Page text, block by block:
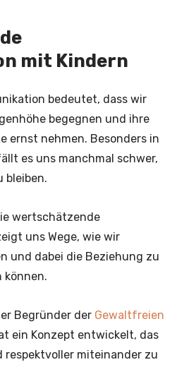
mit Kindern
bedeutet, dass wir
begegnen und ihre
ernst nehmen. Besonders in
es uns manchmal schwer,
bleiben.
wertschätzende
uns Wege, wie wir
und dabei die Beziehung zu
können.
Begründer der Gewaltfreien
ein Konzept entwickelt, das
miteinander zu